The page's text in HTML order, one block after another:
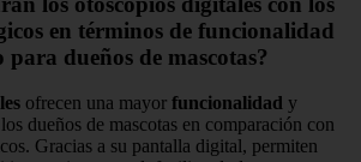
en términos de funcionalidad
dueños de mascotas?
ofrecen una mayor funcionalidad y
dueños de mascotas en comparación con
Gracias a su pantalla digital, permiten